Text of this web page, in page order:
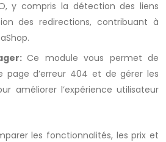
y compris la détection des liens
des redirections, contribuant à
Ce module vous permet de
page d’erreur 404 et de gérer les
améliorer l’expérience utilisateur
les fonctionnalités, les prix et